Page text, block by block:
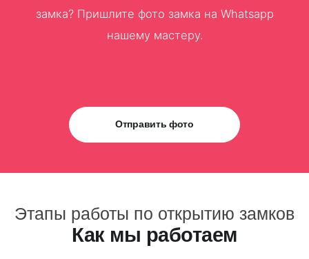
замка? Пришлите фото замка на Whatsapp
нашему мастеру.
Отправить фото
Этапы работы по открытию замков
Как мы работаем